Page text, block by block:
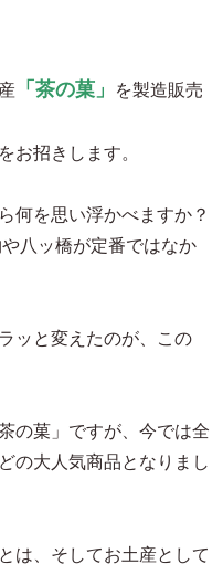
「茶の菓」
を製造販売
お招きします。
何を思い浮かべますか？
八ッ橋が定番ではなか
ッと変えたのが、この
の菓」ですが、今では全
の大人気商品となりまし
は、そしてお土産として